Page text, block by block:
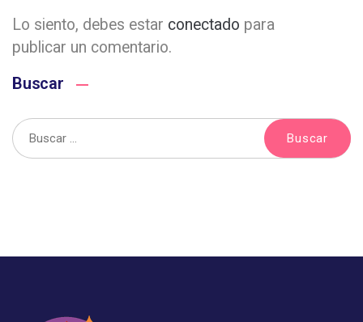
Lo siento, debes estar conectado para
publicar un comentario.
Buscar